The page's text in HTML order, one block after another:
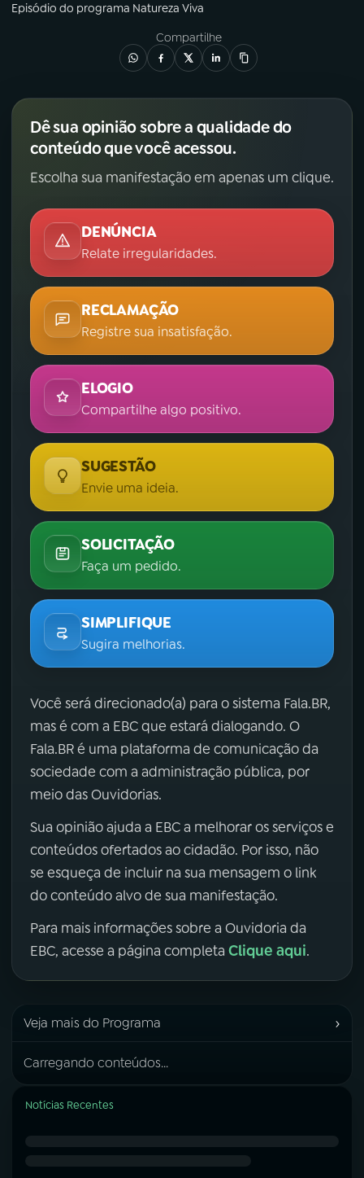
Episódio do programa Natureza Viva
Compartilhe
Dê sua opinião sobre a qualidade do
conteúdo que você acessou.
Escolha sua manifestação em apenas um clique.
DENÚNCIA
Relate irregularidades.
RECLAMAÇÃO
Registre sua insatisfação.
ELOGIO
Compartilhe algo positivo.
SUGESTÃO
Envie uma ideia.
SOLICITAÇÃO
Faça um pedido.
SIMPLIFIQUE
Sugira melhorias.
Você será direcionado(a) para o sistema Fala.BR,
mas é com a EBC que estará dialogando. O
Fala.BR é uma plataforma de comunicação da
sociedade com a administração pública, por
meio das Ouvidorias.
Sua opinião ajuda a EBC a melhorar os serviços e
conteúdos ofertados ao cidadão. Por isso, não
se esqueça de incluir na sua mensagem o link
do conteúdo alvo de sua manifestação.
Para mais informações sobre a Ouvidoria da
EBC, acesse a página completa Clique aqui.
Veja mais do Programa ›
Carregando conteúdos...
Notícias Recentes